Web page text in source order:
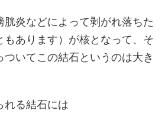
胱炎などによって剥がれ落ちた
もあります）が核となって、そ
ついてこの結石というのは大き
れる結石には